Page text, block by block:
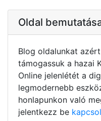
Oldal
Blog oldalunkat
támogassuk a hazai
Online jelenlétét a
legmodernebb
honlapunkon való
jelentkezz be